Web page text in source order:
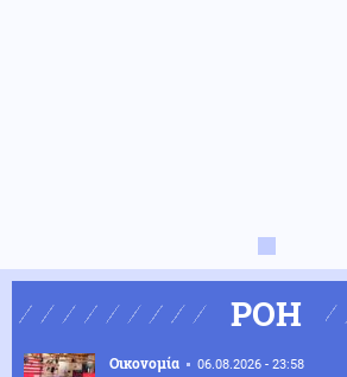
ΡΟΗ
Οικονομία 06.08.2026 - 23:58